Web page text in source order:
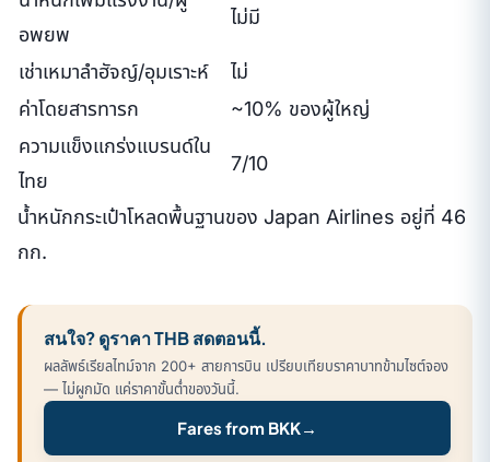
อพยพ
ไม่มี
เช่าเหมาลำฮัจญ์/อุมเราะห์
ไม่
ค่าโดยสารทารก
~10% ของผู้ใหญ่
ความแข็งแกร่งแบรนด์ใน
ไทย
7/10
น้ำหนักกระเป๋าโหลดพื้นฐานของ Japan Airlines อยู่ที่ 46
กก.
สนใจ? ดูราคา THB สดตอนนี้.
ผลลัพธ์เรียลไทม์จาก 200+ สายการบิน เปรียบเทียบราคาบาทข้ามไซต์จอง
— ไม่ผูกมัด แค่ราคาขั้นต่ำของวันนี้.
Fares from BKK→